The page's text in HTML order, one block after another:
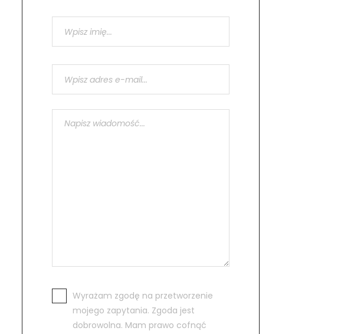
Wyrażam zgodę na przetworzenie
mojego zapytania. Zgoda jest
dobrowolna. Mam prawo cofnąć